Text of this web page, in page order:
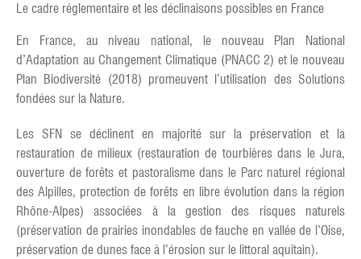
Le cadre réglementaire et les déclinaisons possibles en France
En France, au niveau national, le nouveau Plan National
d’Adaptation au Changement Climatique (PNACC 2) et le nouveau
Plan Biodiversité (2018) promeuvent l’utilisation des Solutions
fondées sur la Nature.
Les SFN se déclinent en majorité sur la préservation et la
restauration de milieux (restauration de tourbières dans le Jura,
ouverture de forêts et pastoralisme dans le Parc naturel régional
des Alpilles, protection de forêts en libre évolution dans la région
Rhône-Alpes) associées à la gestion des risques naturels
(préservation de prairies inondables de fauche en vallée de l’Oise,
préservation de dunes face à l’érosion sur le littoral aquitain).